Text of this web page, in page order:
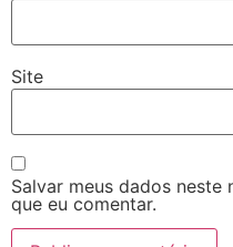
Site
Salvar meus dados
que eu comentar.